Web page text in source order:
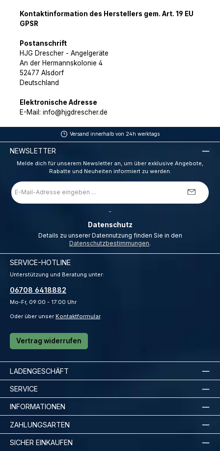
Kontaktinformation des Herstellers gem. Art. 19 EU
GPSR
Postanschrift
HJG Drescher - Angelgeräte
An der Hermannskolonie 4
52477 Alsdorf
Deutschland
Elektronische Adresse
E-Mail: info@hjgdrescher.de
Versand innerhalb von 24h werktags
NEWSLETTER
Melde dich für unserem Newsletter an, um über exklusive Angebote,
Rabatte und Neuheiten informiert zu werden.
E-
Mail-
Adresse
Datenschutz
Datenschutzbestimmungen.
SERVICE-HOTLINE
Unterstützung und Beratung unter:
06708 6418882
Mo-Fr, 09:00 - 17:00 Uhr
Oder über unser Kontaktformular.
Vertrag widerrufen
LADENGESCHÄFT
SERVICE
INFORMATIONEN
ZAHLUNGSARTEN
SICHER EINKAUFEN